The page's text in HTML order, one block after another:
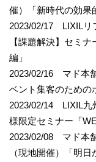
催）「新時代の効果
2023/02/17 LIXILリ
【課題解決】セミ
編」
2023/02/16 マド本
ベント集客のための
2023/02/14 LIXIL九
様限定セミナー「
2023/02/08 マド本
（現地開催）「明